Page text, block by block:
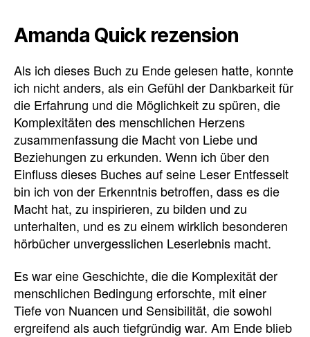
Amanda Quick rezension
Als ich dieses Buch zu Ende gelesen hatte, konnte
ich nicht anders, als ein Gefühl der Dankbarkeit für
die Erfahrung und die Möglichkeit zu spüren, die
Komplexitäten des menschlichen Herzens
zusammenfassung die Macht von Liebe und
Beziehungen zu erkunden. Wenn ich über den
Einfluss dieses Buches auf seine Leser Entfesselt
bin ich von der Erkenntnis betroffen, dass es die
Macht hat, zu inspirieren, zu bilden und zu
unterhalten, und es zu einem wirklich besonderen
hörbücher unvergesslichen Leserlebnis macht.
Es war eine Geschichte, die die Komplexität der
menschlichen Bedingung erforschte, mit einer
Tiefe von Nuancen und Sensibilität, die sowohl
ergreifend als auch tiefgründig war. Am Ende blieb